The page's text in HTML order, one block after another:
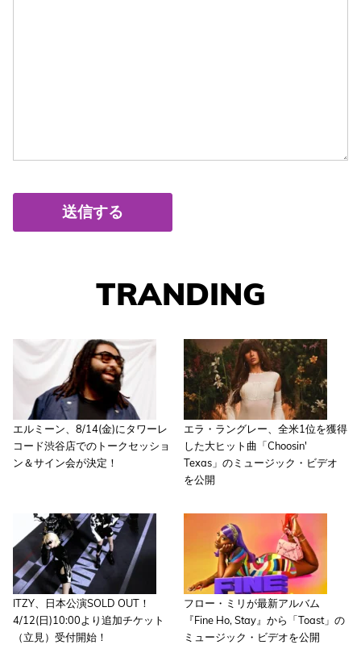
TRANDING
エルミーン、8/14(金)にタワーレ
コード渋谷店でのトークセッショ
ン＆サイン会が決定！
エラ・ラングレー、全米1位を獲得
した大ヒット曲「Choosin'
Texas」のミュージック・ビデオ
を公開
ITZY、日本公演SOLD OUT！
4/12(日)10:00より追加チケット
（立見）受付開始！
フロー・ミリが最新アルバム
『Fine Ho, Stay』から「Toast」の
ミュージック・ビデオを公開